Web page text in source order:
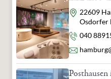
Herstellerinformationen:
Softub Inc.
305 Nash Road
New Bedford, MA 02746
USA
info@softub.com
verantwortliche Person:
Adresse
22609
Osdorfer
Telefon
040
E-Mail